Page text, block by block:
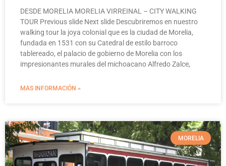
DESDE MORELIA MORELIA VIRREINAL – CITY WALKING
TOUR Previous slide Next slide Descubriremos en nuestro
walking tour la joya colonial que es la ciudad de Morelia,
fundada en 1531 con su Catedral de estilo barroco
tablereado, el palacio de gobierno de Morelia con los
impresionantes murales del michoacano Alfredo Zalce,
MAS INFORMACIÓN »
MORELIA